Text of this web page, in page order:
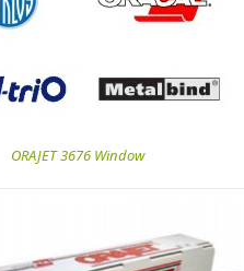
ORAJET 3676 Window